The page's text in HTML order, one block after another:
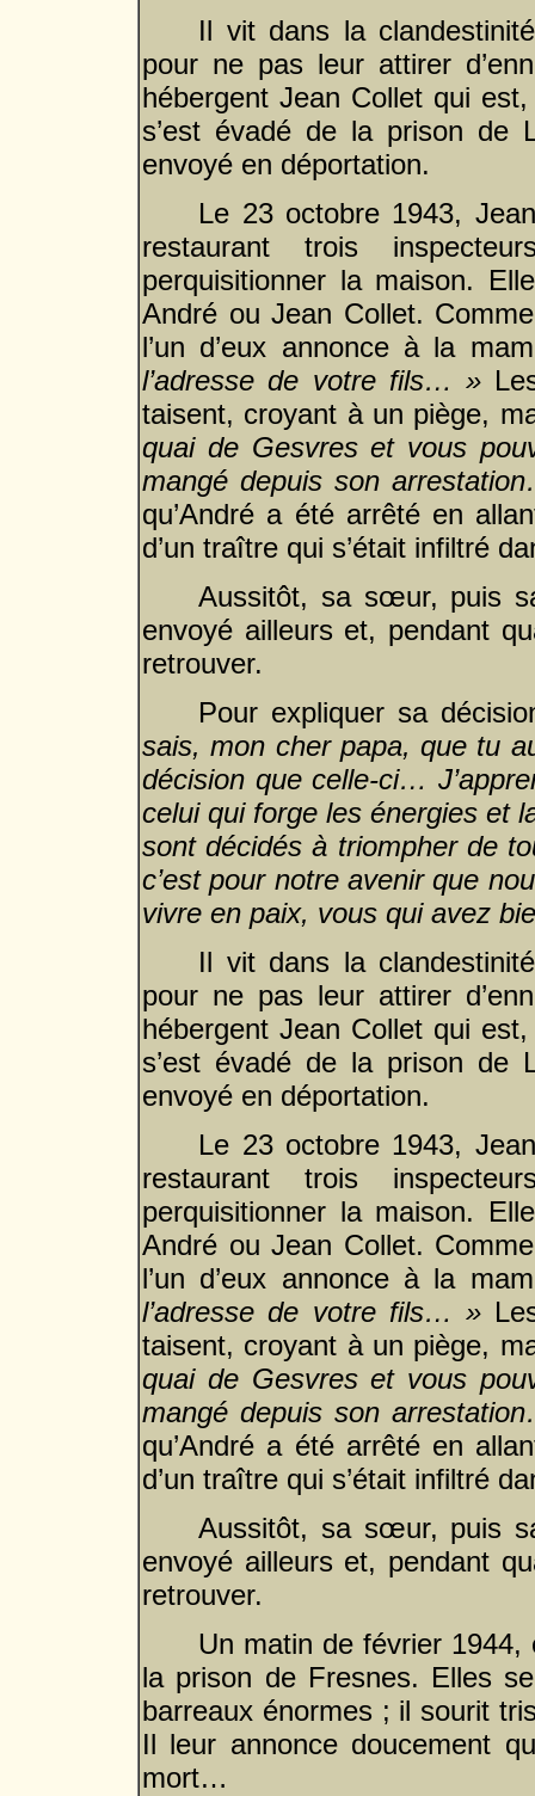
Il vit dans la
pour ne pas leur attirer
hébergent Jean Collet qui
s’est évadé de la prison de
envoyé en déportation.
Le 23 octobre 1943,
restaurant trois
perquisitionner la maison.
André ou Jean Collet.
l’un d’eux annonce à la
l’adresse de votre fils… »
taisent, croyant à un piège,
quai de Gesvres et vous
mangé depuis son
qu’André a été arrêté en
d’un traître qui s’était infiltré
Aussitôt, sa sœur, puis
envoyé ailleurs et, pendant
retrouver.
Pour expliquer sa
sais, mon cher papa, que tu
décision que celle-ci…
celui qui forge les énergies et
sont décidés à triompher de
c’est pour notre avenir que
vivre en paix, vous qui avez
Il vit dans la
pour ne pas leur attirer
hébergent Jean Collet qui
s’est évadé de la prison de
envoyé en déportation.
Le 23 octobre 1943,
restaurant trois
perquisitionner la maison.
André ou Jean Collet.
l’un d’eux annonce à la
l’adresse de votre fils… »
taisent, croyant à un piège,
quai de Gesvres et vous
mangé depuis son
qu’André a été arrêté en
d’un traître qui s’était infiltré
Aussitôt, sa sœur, puis
envoyé ailleurs et, pendant
retrouver.
Un matin de février
la prison de Fresnes. Elles
barreaux énormes ; il sourit
Il leur annonce doucement
mort…